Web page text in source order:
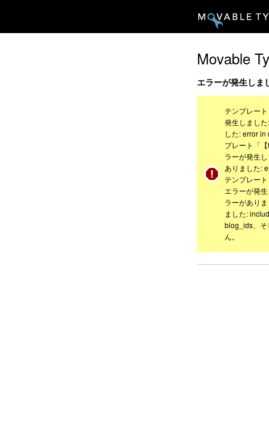
Movable
エラーが発生しま
テンプレー
発生しまし
した: error
プレート「
ラーが発生
ありました:
テンプレー
エラーが発
ラーがあり
ました:
blog_ids、
ん。